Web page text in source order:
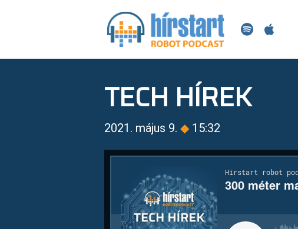
TECH HÍREK
2021. május 9. ◆ 15:32